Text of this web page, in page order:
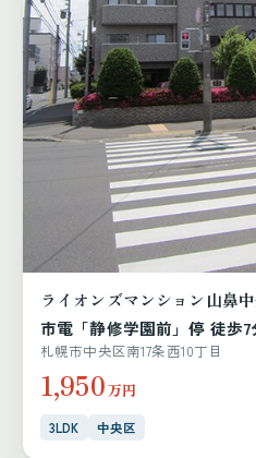
ライオンズマンション山鼻
市電「静修学園前」停 徒歩7
札幌市中央区南17条西10丁目
1,950万円
3LDK 中央区